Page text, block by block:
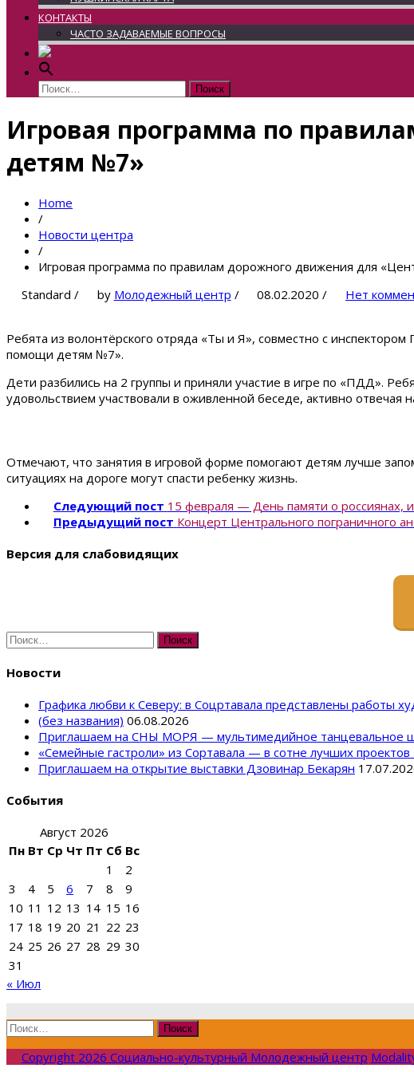
КОНТАКТЫ
ЧАСТО ЗАДАВАЕМЫЕ ВОПРОСЫ
Найти:
Игровая программа по
детям №7»
Home
/
Новости центра
/
Игровая программа по правилам дорожного движения для
Standard / by Молодежный центр / 08.02.2020/ Нет
Ребята из волонтёрского отряда «Ты и Я», совместно с
помощи детям №7».
Дети разбились на 2 группы и приняли участие в игре по «ПДД».
удовольствием участвовали в оживленной беседе, активно
Отмечают, что занятия в игровой форме помогают детям лучше
ситуациях на дороге могут спасти ребенку жизнь.
Следующий пост 15 февраля — День памяти о россиянах,
Предыдущий пост Концерт Центрального пограничного
Версия для слабовидящих
Найти:
Новости
Графика любви к Северу: в Соцртавала представлены работы
(без названия) 06.08.2026
Приглашаем на СНЫ МОРЯ — мультимедийное танцевальное
«Семейные гастроли» из Сортавала — в сотне лучших проектов
Приглашаем на открытие выставки Дзовинар Бекарян
События
Август 2026
Пн Вт Ср Чт Пт Сб Вс
1
2
3
4 5 6 7 8
9
10 11 12 13 14 15 16
17 18 19 20 21 22 23
24 25 26 27 28 29 30
31
« Июл
Найти:
Copyright 2026 Социально-культурный Молодежный центр